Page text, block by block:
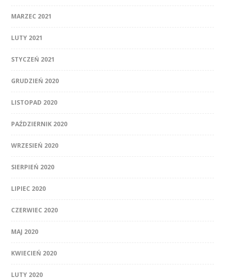
MARZEC 2021
LUTY 2021
STYCZEŃ 2021
GRUDZIEŃ 2020
LISTOPAD 2020
PAŹDZIERNIK 2020
WRZESIEŃ 2020
SIERPIEŃ 2020
LIPIEC 2020
CZERWIEC 2020
MAJ 2020
KWIECIEŃ 2020
LUTY 2020